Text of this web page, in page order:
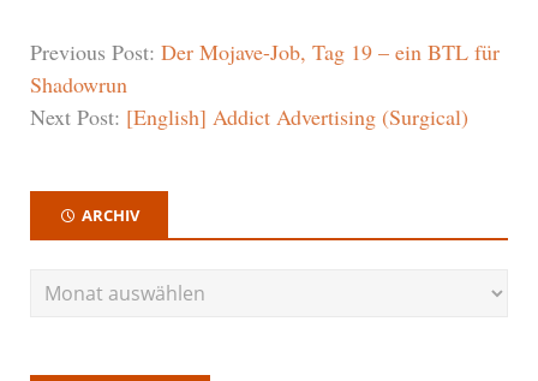
Previous Post: Der Mojave-Job, Tag 19 – ein BTL für
Shadowrun
Next Post: [English] Addict Advertising (Surgical)
ARCHIV